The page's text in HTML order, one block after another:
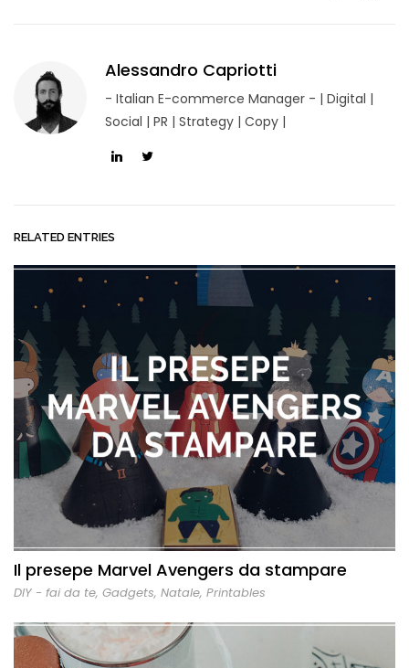
Alessandro Capriotti
- Italian E-commerce Manager - | Digital |
Social | PR | Strategy | Copy |
RELATED ENTRIES
Il presepe Marvel Avengers da stampare
DIY - fai da te, Gadgets, Natale, Printables